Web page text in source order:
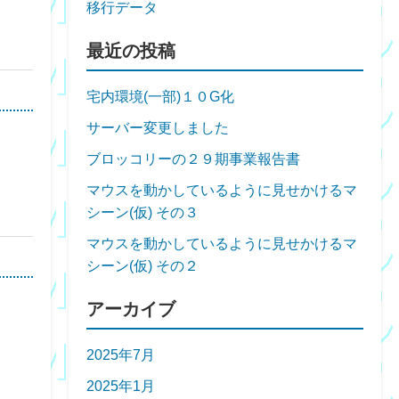
移行データ
最近の投稿
宅内環境(一部)１０G化
サーバー変更しました
ブロッコリーの２９期事業報告書
マウスを動かしているように見せかけるマ
シーン(仮) その３
マウスを動かしているように見せかけるマ
シーン(仮) その２
アーカイブ
2025年7月
2025年1月